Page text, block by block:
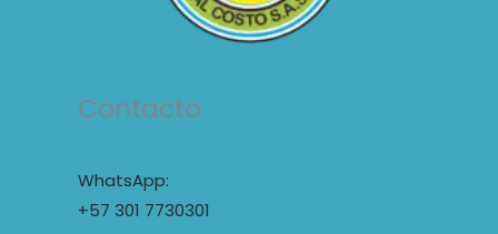
Contacto
WhatsApp:
+57 301 7730301